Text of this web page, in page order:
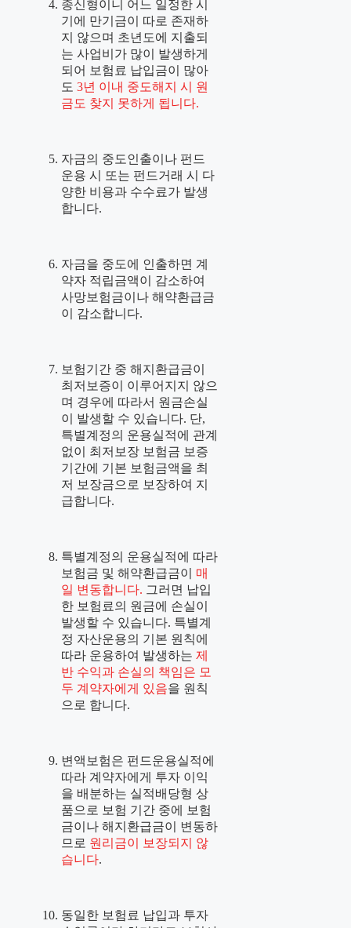
종신형이니 어느 일정한 시
기에 만기금이 따로 존재하
지 않으며 초년도에 지출되
는 사업비가 많이 발생하게
되어 보험료 납입금이 많아
도 3년 이내 중도해지 시 원
금도 찾지 못하게 됩니다.
자금의 중도인출이나 펀드
운용 시 또는 펀드거래 시 다
양한 비용과 수수료가 발생
합니다.
자금을 중도에 인출하면 계
약자 적립금액이 감소하여
사망보험금이나 해약환급금
이 감소합니다.
보험기간 중 해지환급금이
최저보증이 이루어지지 않으
며 경우에 따라서 원금손실
이 발생할 수 있습니다. 단,
특별계정의 운용실적에 관계
없이 최저보장 보험금 보증
기간에 기본 보험금액을 최
저 보장금으로 보장하여 지
급합니다.
특별계정의 운용실적에 따라
보험금 및 해약환급금이 매
일 변동합니다. 그러면 납입
한 보험료의 원금에 손실이
발생할 수 있습니다. 특별계
정 자산운용의 기본 원칙에
따라 운용하여 발생하는 제
반 수익과 손실의 책임은 모
두 계약자에게 있음을 원칙
으로 합니다.
변액보험은 펀드운용실적에
따라 계약자에게 투자 이익
을 배분하는 실적배당형 상
품으로 보험 기간 중에 보험
금이나 해지환급금이 변동하
므로 원리금이 보장되지 않
습니다.
동일한 보험료 납입과 투자